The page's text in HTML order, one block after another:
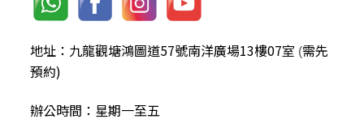
地址：九龍觀塘鴻圖道57號南洋廣場13樓07室 (需先
預約)
辦公時間：星期一至五